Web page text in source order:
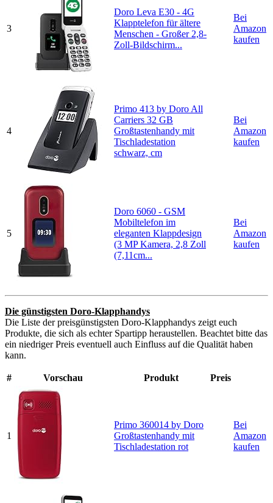
3
Doro Leva E30 - 4G
Klapptelefon für ältere
Menschen - Großer 2,8-
Zoll-Bildschirm...
Bei
Amazon
kaufen
4
Primo 413 by Doro All
Carriers 32 GB
Großtastenhandy mit
Tischladestation
schwarz, cm
Bei
Amazon
kaufen
5
Doro 6060 - GSM
Mobiltelefon im
eleganten Klappdesign
(3 MP Kamera, 2,8 Zoll
(7,11cm...
Bei
Amazon
kaufen
Die günstigsten Doro-Klapphandys
Die Liste der preisgünstigsten Doro-Klapphandys zeigt euch
Produkte, die sich als echter Spartipp heraustellen. Beachtet bitte das
ein niedriger Preis eventuell auch Einfluss auf die Qualität haben
kann.
# Vorschau Produkt Preis
1
Primo 360014 by Doro
Großtastenhandy mit
Tischladestation rot
Bei
Amazon
kaufen